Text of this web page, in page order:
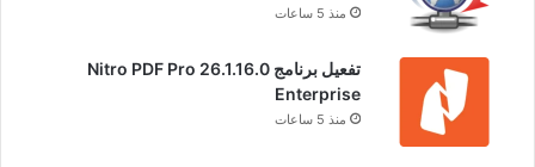
منذ 5 ساعات
تفعيل برنامج Nitro PDF Pro 26.1.16.0
Enterprise
منذ 5 ساعات